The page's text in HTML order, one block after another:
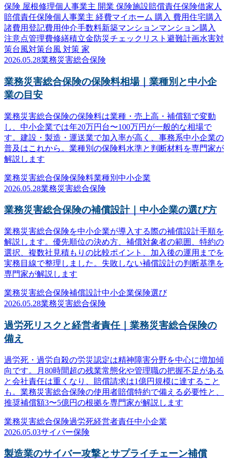
保険 屋根修理個人事業主 開業 保険施設賠償責任保険借家人
賠償責任保険個人事業主 経費マイホーム 購入 費用住宅購入
諸費用登記費用仲介手数料新築マンションマンション購入
注意点管理費修繕積立金防災チェックリスト 避難計画水害対
策台風対策台風 対策 家
2026.05.28業務災害総合保険
業務災害総合保険の保険料相場｜業種別と中小企
業の目安
業務災害総合保険の保険料は業種・売上高・補償額で変動
し、中小企業では年20万円台〜100万円が一般的な相場で
す。建設・製造・運送業で加入率が高く、事務系中小企業の
普及はこれから。業種別の保険料水準と判断材料を専門家が
解説します
業務災害総合保険保険料業種別 中小企業
2026.05.28業務災害総合保険
業務災害総合保険の補償設計｜中小企業の選び方
業務災害総合保険を中小企業が導入する際の補償設計手順を
解説します。優先順位の決め方、補償対象者の範囲、特約の
選択、複数社見積もりの比較ポイント、加入後の運用までを
実務目線で整理しました。失敗しない補償設計の判断基準を
専門家が解説します
業務災害総合保険補償設計中小企業保険選び
2026.05.28業務災害総合保険
過労死リスクと経営者責任｜業務災害総合保険の
備え
過労死・過労自殺の労災認定は精神障害分野を中心に増加傾
向です。月80時間超の残業常態化や管理職の把握不足がある
と会社責任は重くなり、賠償請求は1億円規模に達すること
も。業務災害総合保険の使用者賠償特約で備える必要性と、
推奨補償額3〜5億円の根拠を専門家が解説します
業務災害総合保険過労死経営者責任中小企業
2026.05.03サイバー保険
製造業のサイバー攻撃とサプライチェーン補償